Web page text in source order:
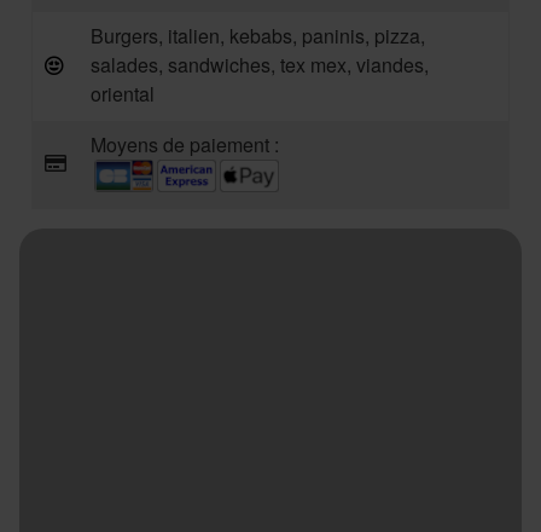
Burgers, italien, kebabs, paninis, pizza,
salades, sandwiches, tex mex, viandes,
oriental
Moyens de paiement :